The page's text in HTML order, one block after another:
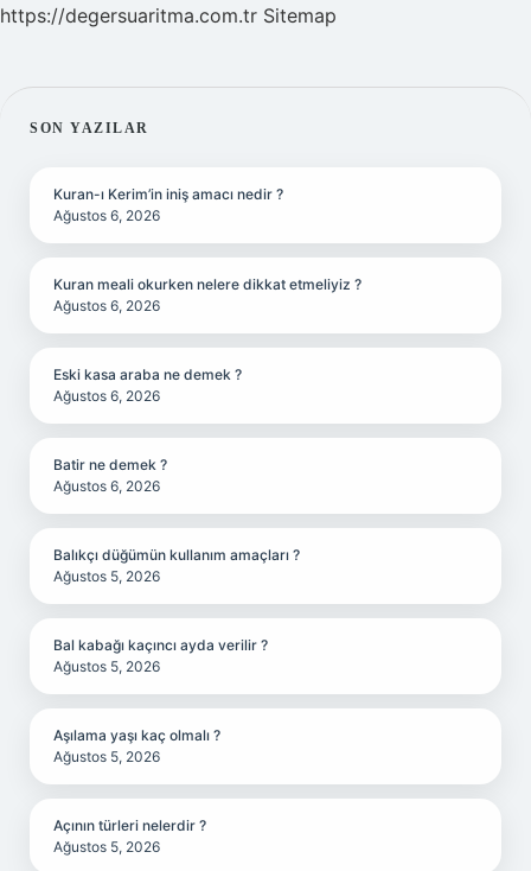
https://degersuaritma.com.tr Sitemap
SIDEBAR
SON YAZILAR
Kuran-ı Kerim’in iniş amacı nedir ?
Ağustos 6, 2026
Kuran meali okurken nelere dikkat etmeliyiz ?
Ağustos 6, 2026
Eski kasa araba ne demek ?
Ağustos 6, 2026
Batir ne demek ?
Ağustos 6, 2026
Balıkçı düğümün kullanım amaçları ?
Ağustos 5, 2026
Bal kabağı kaçıncı ayda verilir ?
Ağustos 5, 2026
Aşılama yaşı kaç olmalı ?
Ağustos 5, 2026
Açının türleri nelerdir ?
Ağustos 5, 2026